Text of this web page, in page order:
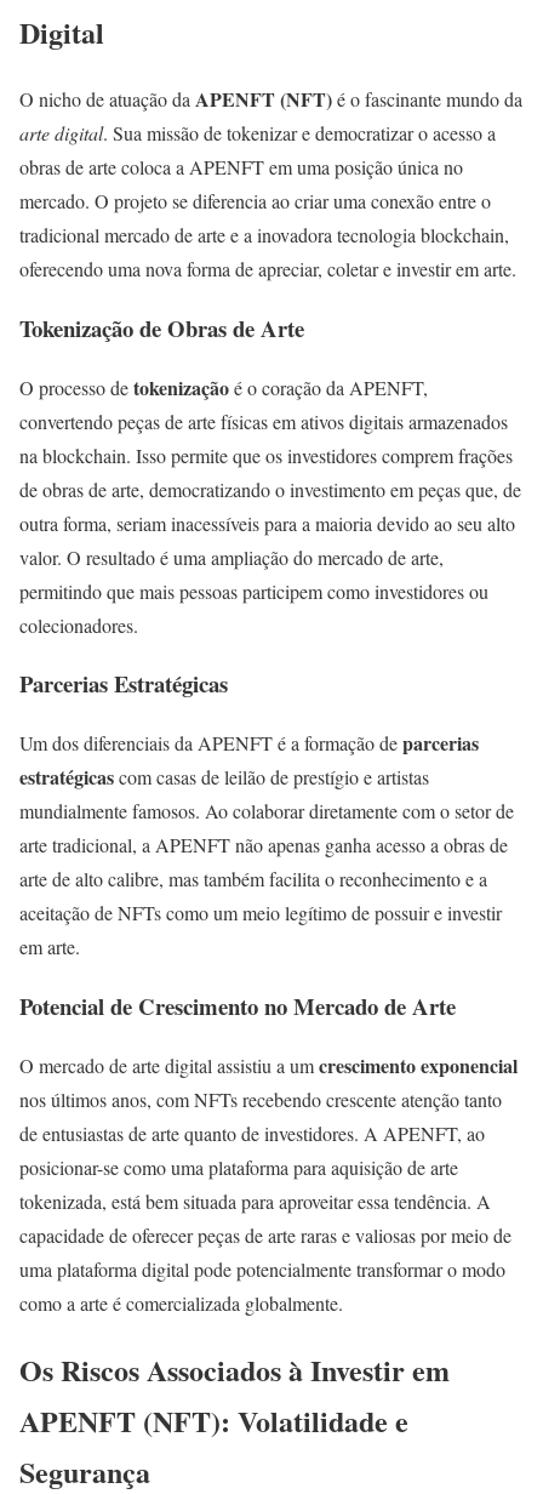
Digital
O nicho de atuação daAPENFT (NFT)é o fascinante mundo da
arte digital. Sua missão de tokenizar e democratizar o acesso a
obras de arte coloca a APENFT em uma posição única no
mercado. O projeto se diferencia ao criar uma conexão entre o
tradicional mercado de arte e a inovadora tecnologia blockchain,
oferecendo uma nova forma de apreciar, coletar e investir em arte.
Tokenização de Obras de Arte
O processo detokenizaçãoé o coração da APENFT,
convertendo peças de arte físicas em ativos digitais armazenados
na blockchain. Isso permite que os investidores comprem frações
de obras de arte, democratizando o investimento em peças que, de
outra forma, seriam inacessíveis para a maioria devido ao seu alto
valor. O resultado é uma ampliação do mercado de arte,
permitindo que mais pessoas participem como investidores ou
colecionadores.
Parcerias Estratégicas
Um dos diferenciais da APENFT é a formação deparcerias
estratégicascom casas de leilão de prestígio e artistas
mundialmente famosos. Ao colaborar diretamente com o setor de
arte tradicional, a APENFT não apenas ganha acesso a obras de
arte de alto calibre, mas também facilita o reconhecimento e a
aceitação de NFTs como um meio legítimo de possuir e investir
em arte.
Potencial de Crescimento no Mercado de Arte
O mercado de arte digital assistiu a umcrescimento exponencial
nos últimos anos, com NFTs recebendo crescente atenção tanto
de entusiastas de arte quanto de investidores. A APENFT, ao
posicionar-se como uma plataforma para aquisição de arte
tokenizada, está bem situada para aproveitar essa tendência. A
capacidade de oferecer peças de arte raras e valiosas por meio de
uma plataforma digital pode potencialmente transformar o modo
como a arte é comercializada globalmente.
Os Riscos Associados à Investir em
APENFT (NFT): Volatilidade e
Segurança